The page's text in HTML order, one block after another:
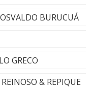
BURUCUÁ
GRECO
& REPIQUE